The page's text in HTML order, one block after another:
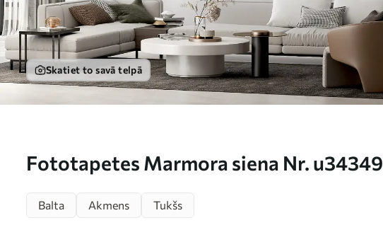
Skatiet to savā telpā
Fototapetes Marmora siena Nr. u34349
Balta Akmens Tukšs